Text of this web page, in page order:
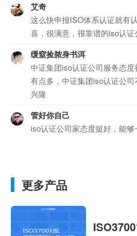
艾奇
这么快申报ISO体系认证就有
喜，很满意，很靠谱的iso认证
缓窒捡脓身书洱
中证集团iso认证公司服务态
有点多，中证集团iso认证公
兴隆
管好你自己
iso认证公司家态度挺好，能
更多产品